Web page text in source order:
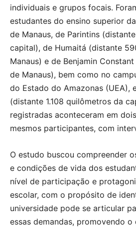
individuais e grupos focais.
estudantes do ensino superior
de Manaus, de Parintins
capital), de Humaitá (distante
Manaus) e de Benjamin
de Manaus), bem como no
do Estado do Amazonas (UEA),
(distante 1.108 quilômetros da
registradas aconteceram em
mesmos participantes, com
O estudo buscou compreender
e condições de vida dos
nível de participação e
escolar, com o propósito de
universidade pode se articular
essas demandas, promovendo